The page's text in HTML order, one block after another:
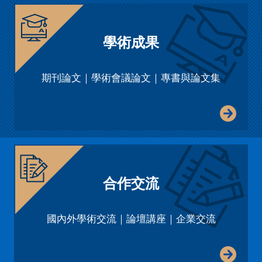
學術成果
期刊論文｜學術會議論文｜專書與論文集
合作交流
國內外學術交流｜論壇講座｜企業交流